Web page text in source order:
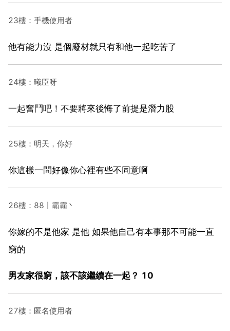
23樓：手機使用者
他有能力沒 是個廢材就只有和他一起吃苦了
24樓：曦臣呀
一起奮鬥吧！不要將來後悔了前提是潛力股
25樓：明天，你好
你這樣一問好像你心裡有些不同意啊
26樓：88丨霸霸丶
你嫁的不是他家 是他 如果他自己有本事那不可能一直
窮的
男友家很窮，該不該繼續在一起？ 10
27樓：匿名使用者